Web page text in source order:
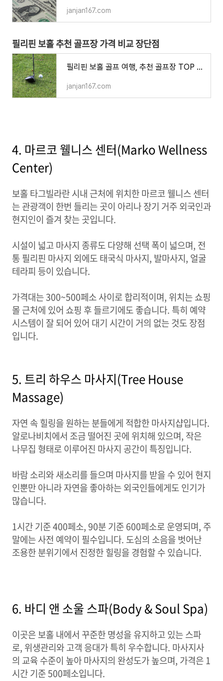
janjan167.com
필리핀 보홀 추천 골프장 가격 비교 장단점
필리핀 보홀 골프 여행, 추천 골프장 TOP 6 장단점 위치 가격 비교 특징
janjan167.com
4. 마르코 웰니스 센터(Marko Wellness
Center)
보홀 타그빌라란 시내 근처에 위치한 마르코 웰니스 센터
는 관광객이 한번 들리는 곳이 아리나 장기 거주 외국인과
현지인이 즐겨 찾는 곳입니다.
시설이 넓고 마사지 종류도 다양해 선택 폭이 넓으며, 전
통 필리핀 마사지 외에도 태국식 마사지, 발마사지, 얼굴
테라피 등이 있습니다.
가격대는 300~500페소 사이로 합리적이며, 위치는 쇼핑
몰 근처에 있어 쇼핑 후 들르기에도 좋습니다. 특히 예약
시스템이 잘 되어 있어 대기 시간이 거의 없는 것도 장점
입니다.
5. 트리 하우스 마사지(Tree House
Massage)
자연 속 힐링을 원하는 분들에게 적합한 마사지샵입니다.
알로나비치에서 조금 떨어진 곳에 위치해 있으며, 작은
나무집 형태로 이루어진 마사지 공간이 특징입니다.
바람 소리와 새소리를 들으며 마사지를 받을 수 있어 현지
인뿐만 아니라 자연을 좋아하는 외국인들에게도 인기가
많습니다.
1시간 기준 400페소, 90분 기준 600페소로 운영되며, 주
말에는 사전 예약이 필수입니다. 도심의 소음을 벗어난
조용한 분위기에서 진정한 힐링을 경험할 수 있습니다.
6. 바디 앤 소울 스파(Body & Soul Spa)
이곳은 보홀 내에서 꾸준한 명성을 유지하고 있는 스파
로, 위생관리와 고객 응대가 특히 우수합니다. 마사지사
의 교육 수준이 높아 마사지의 완성도가 높으며, 가격은 1
시간 기준 500페소입니다.